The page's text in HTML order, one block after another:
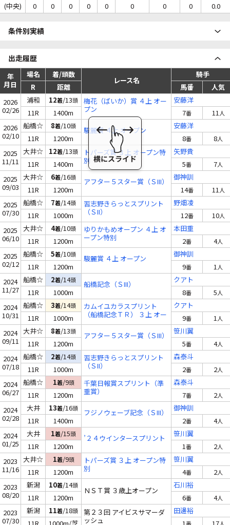
(中央)
0 0 0 0 0 0 0 0 0.0
条件別実績
出走履歴
年
月日
場名 着/頭数
レース名
騎手
R
距離 馬番
人気
2026
02/26
浦和 12着/13頭
梅花（ばいか）賞 ４上 オー
プン
安藤洋
11R
1400m 7番 11人
2026
02/10
船橋☆ 8着/10頭 駿麗賞 ４上 オープン
安藤洋
11R
1200m 8番 8人
2025
11/11
大井☆ 12着/13頭
トパーズ賞 ３上 オープン特
別
矢野貴
11R
1400m 5番 7人
2025
09/03
大井☆ 6着/16頭 アフター５スター賞（ＳIII）
御神訓
11R
1200m 14番 11人
2025
07/30
船橋☆ 7着/14頭
習志野きらっとスプリント
（ＳII）
野畑凌
11R
1000m 12番 10人
2025
06/10
大井☆ 4着/10頭
ゆりかもめオープン ４上 オ
ープン特別
本田重
11R
1200m 2番 4人
2025
02/12
船橋☆ 5着/10頭 駿麗賞 ４上 オープン
御神訓
11R
1200m 9番 1人
2024
11/27
船橋☆ 2着/14頭 船橋記念（ＳIII）
クアト
11R
1000m 8番 5人
2024
10/31
船橋☆ 3着/14頭
カムイユカラスプリント
（船橋記念ＴＲ） ３上 オー
プン
クアト
11R
1000m 9番 1人
2024
09/11
大井☆ 8着/13頭 アフター５スター賞（ＳIII）
笹川翼
11R
1200m 5番 4人
2024
07/18
船橋☆ 2着/14頭
習志野きらっとスプリント
（ＳII）
森泰斗
11R
1000m 2番 2人
2024
06/27
船橋☆ 1着/9頭
千葉日報賞スプリント（準
重賞）
森泰斗
11R
1200m 7番 2人
2024
02/28
大井 13着/16頭 フジノウェーブ記念（ＳIII）
御神訓
11R
1400m 2番 4人
2024
01/25
大井 1着/15頭 ’２４ウインタースプリント
笹川翼
11R
1200m 1番 2人
2023
11/16
大井☆ 1着/9頭
トパーズ賞 ３上 オープン特
別
笹川翼
11R
1200m 4番 2人
2023
08/20
新潟 10着/14頭
ＮＳＴ賞 ３歳上オープン
石川裕
11R
1200m 6番 4人
2023
07/30
新潟 11着/18頭
第２３回 アイビスサマーダ
ッシュ
田邊裕